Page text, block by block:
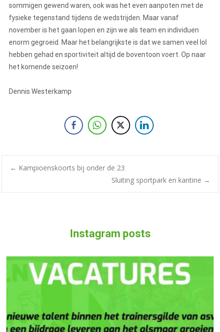
sommigen gewend waren, ook was het even aanpoten met de
fysieke tegenstand tijdens de wedstrijden. Maar vanaf
november is het gaan lopen en zijn we als team en individuen
enorm gegroeid. Maar het belangrijkste is dat we samen veel lol
hebben gehad en sportiviteit altijd de boventoon voert. Op naar
het komende seizoen!
Dennis Westerkamp
← Kampioenskoorts bij onder de 23
Sluiting sportpark en kantine →
Instagram posts